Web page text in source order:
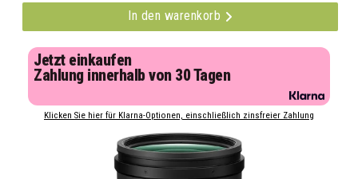
In den warenkorb
Jetzt einkaufen
Zahlung innerhalb von 30 Tagen
Klicken Sie hier für Klarna-Optionen, einschließlich zinsfreier Zahlung